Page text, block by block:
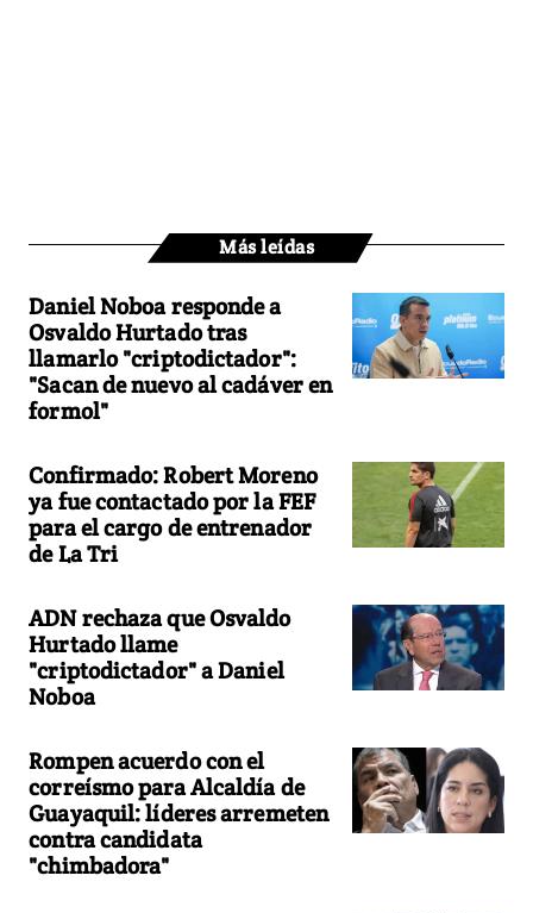
Más leídas
Daniel Noboa responde a
Osvaldo Hurtado tras
llamarlo "criptodictador":
"Sacan de nuevo al cadáver en
formol"
Confirmado: Robert Moreno
ya fue contactado por la FEF
para el cargo de entrenador
de La Tri
ADN rechaza que Osvaldo
Hurtado llame
"criptodictador" a Daniel
Noboa
Rompen acuerdo con el
correísmo para Alcaldía de
Guayaquil: líderes arremeten
contra candidata
"chimbadora"